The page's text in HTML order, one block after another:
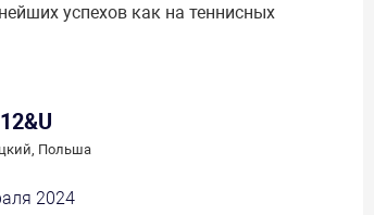
успехов как на теннисных
Польша
2024